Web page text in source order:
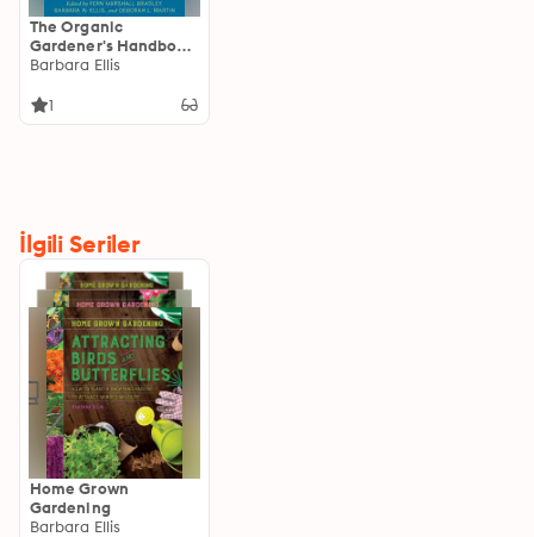
The Organic
Gardener's Handbook
of Natural Pest and
Barbara Ellis
1
İlgili Seriler
Home Grown
Gardening
Barbara Ellis